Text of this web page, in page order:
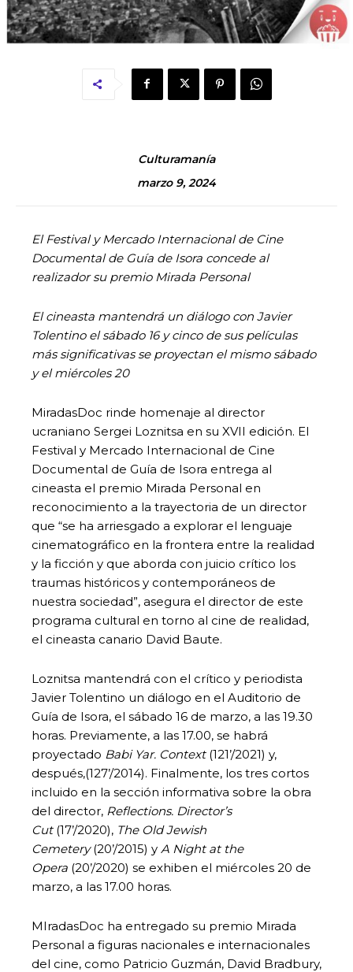
Culturamanía
marzo 9, 2024
El Festival y Mercado Internacional de Cine
Documental de Guía de Isora concede al
realizador su premio Mirada Personal
El cineasta mantendrá un diálogo con Javier
Tolentino el sábado 16 y cinco de sus películas
más significativas se proyectan el mismo sábado
y el miércoles 20
MiradasDoc rinde homenaje al director
ucraniano Sergei Loznitsa en su XVII edición. El
Festival y Mercado Internacional de Cine
Documental de Guía de Isora entrega al
cineasta el premio Mirada Personal en
reconocimiento a la trayectoria de un director
que “se ha arriesgado a explorar el lenguaje
cinematográfico en la frontera entre la realidad
y la ficción y que aborda con juicio crítico los
traumas históricos y contemporáneos de
nuestra sociedad”, asegura el director de este
programa cultural en torno al cine de realidad,
el cineasta canario David Baute.
Loznitsa mantendrá con el crítico y periodista
Javier Tolentino un diálogo en el Auditorio de
Guía de Isora, el sábado 16 de marzo, a las 19.30
horas. Previamente, a las 17.00, se habrá
proyectado Babi Yar. Context (121’/2021) y,
después,(127’/2014). Finalmente, los tres cortos
incluido en la sección informativa sobre la obra
del director, Reflections. Director’s
Cut(17’/2020), The Old Jewish
Cemetery(20’/2015) y A Night at the
Opera (20’/2020) se exhiben el miércoles 20 de
marzo, a las 17.00 horas.
MIradasDoc ha entregado su premio Mirada
Personal a figuras nacionales e internacionales
del cine, como Patricio Guzmán, David Bradbury,